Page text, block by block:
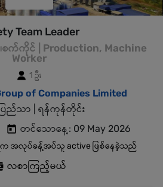
Team Leader
က်ကိုင် | Production, Machine
Worker
1 ဦး
of Companies Limited
ြည်သာ | ရန်ကုန်တိုင်း
တင်သောနေ့: 09 May 2026
က အလုပ်ခန့်အပ်သူ active ဖြစ်နေခဲ့သည်
လစာကြည့်မယ်